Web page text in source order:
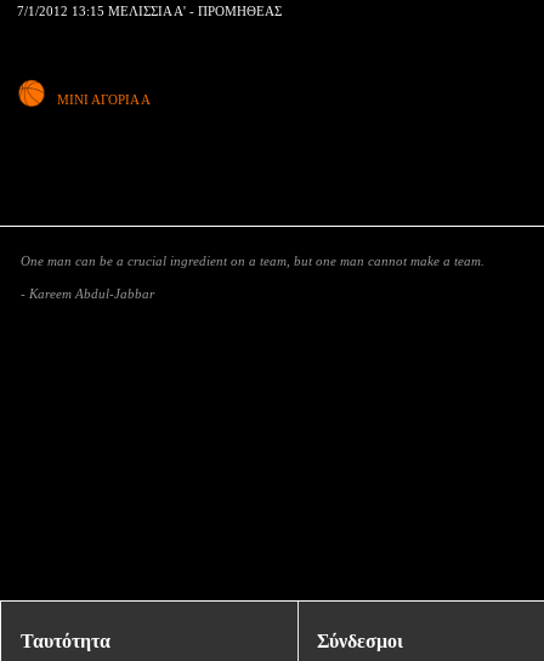
7/1/2012 13:15 ΜΕΛΙΣΣΙΑ Α' - ΠΡΟΜΗΘΕΑΣ
ΜΙΝΙ ΑΓΟΡΙΑ Α
One man can be a crucial ingredient on a team, but one man cannot make a team.
- Kareem Abdul-Jabbar
Ταυτότητα Σύνδεσμοι